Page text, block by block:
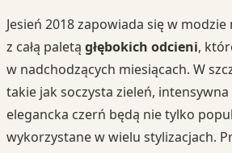
Jesień 2018 zapowiada się w
z całą paletą głębokich odcieni,
w nadchodzących miesiącach. W
takie jak soczysta zieleń,
elegancka czerń będą nie tylko
wykorzystane w wielu stylizacjach.